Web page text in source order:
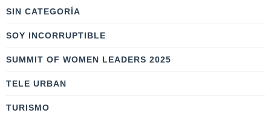
SIN CATEGORÍA
SOY INCORRUPTIBLE
SUMMIT OF WOMEN LEADERS 2025
TELE URBAN
TURISMO